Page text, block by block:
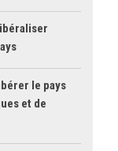
le pays
et de